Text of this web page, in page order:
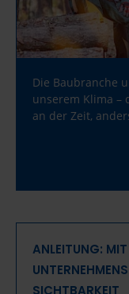
Die Baubranche
unserem Klima –
an der Zeit,
ANLEITUNG:
SICHTBARKEIT